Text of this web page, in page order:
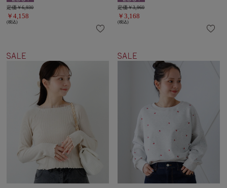
定価￥6,930
￥4,158
(税込)
定価￥3,960
￥3,168
(税込)